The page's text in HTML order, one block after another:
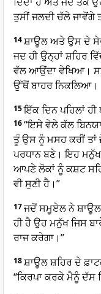
ਤੁਸੀਂ ਜਲਦੀ ਚੱਲੇ ਜਾਵੋਂਗੇ
14ਸ਼ਾਊਲ ਅਤੇ ਉਸ ਦੇ
ਜਦ ਹੀ ਉਨ੍ਹਾਂ ਸ਼ਹਿਰ
ਵੱਲ ਆਉਂਦਾ ਵੇਖਿਆ।
ਉੱਥੋਂ ਬਾਹਰ ਨਿਕਲਿਆ।
15ਇੱਕ ਦਿਨ ਪਹਿਲਾਂ
16“ਇਸੇ ਵੇਲੇ ਕੱਲ
ਤੂੰ ਉਸ ਨੂੰ ਮਸਹ ਕਰੀਂ
ਪਰਧਾਨ ਬਣੇ। ਇਹ
ਆਪਣੇ ਲੋਕਾਂ ਨੂੰ ਕਸ਼ਟ
ਵੀ ਸੁਣੀ ਹੈ।”
17ਜਦੋਂ ਸਮੂਏਲ ਨੇ ਸ਼ਾਊਲ
ਹੀ ਹੈ ਉਹ ਮਨੁੱਖ ਜਿਸ
ਰਾਜ ਕਰੇਗਾ।”
18ਸ਼ਾਊਲ ਸ਼ਹਿਰ ਦੇ
“ਕਿਰਪਾ ਕਰਕੇ ਮੈਨੂੰ ਦੱਸ